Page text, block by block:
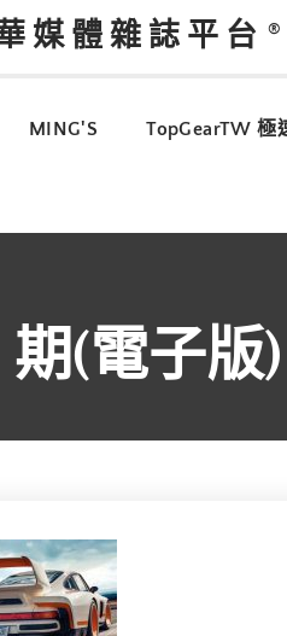
媒體雜誌平台
MING'S TopGearTW 極
(電子版)